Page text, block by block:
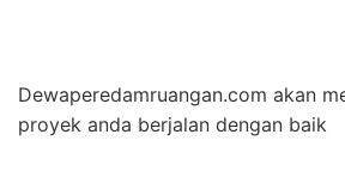
Dewaperedamruangan.com akan
proyek anda berjalan dengan baik